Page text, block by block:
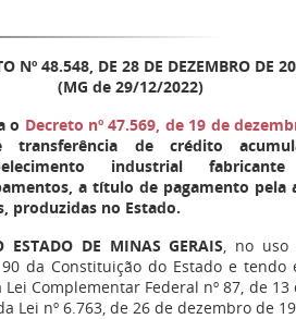
Nº 48.548, DE 28 DE DEZEMBRO DE
(MG de 29/12/2022)
o Decreto nº 47.569, de 19 de
transferência de crédito
industrial
a título de pagamento pela
produzidas no Estado.
ESTADO DE MINAS GERAIS, no uso
da Constituição do Estado e tendo
Complementar Federal nº 87, de
Lei nº 6.763, de 26 de dezembro de